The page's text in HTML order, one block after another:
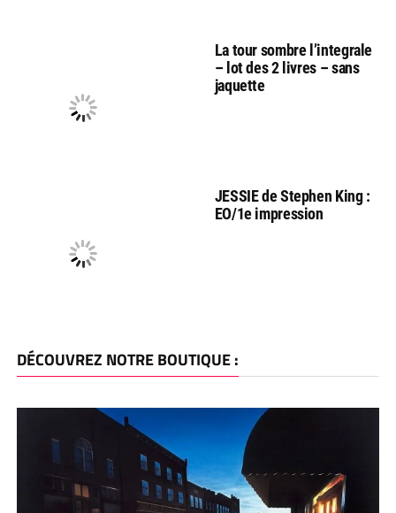
La tour sombre l’integrale
– lot des 2 livres – sans
jaquette
JESSIE de Stephen King :
EO/1e impression
DÉCOUVREZ NOTRE BOUTIQUE :